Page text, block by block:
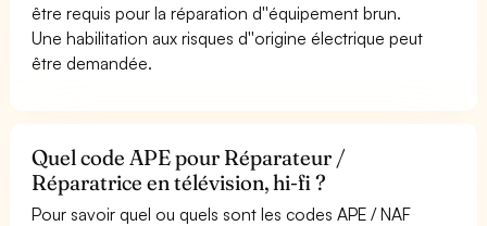
être requis pour la réparation d''équipement brun.
Une habilitation aux risques d''origine électrique peut
être demandée.
Quel code APE pour Réparateur /
Réparatrice en télévision, hi-fi ?
Pour savoir quel ou quels sont les codes APE / NAF